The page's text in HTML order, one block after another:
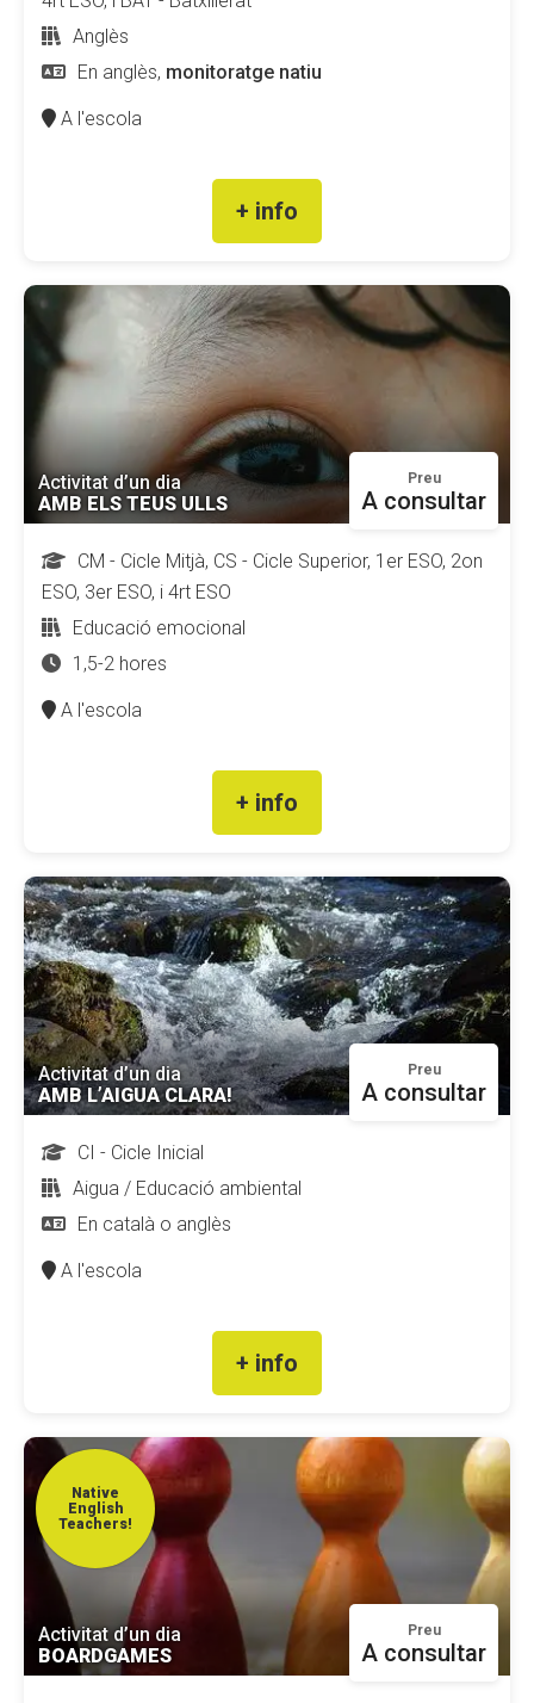
Anglès
En anglès, monitoratge natiu
A l'escola
+ info
Activitat d’un dia
AMB ELS TEUS ULLS
Preu
A consultar
CM - Cicle Mitjà, CS - Cicle Superior, 1er ESO, 2on
ESO, 3er ESO, i 4rt ESO
Educació emocional
1,5-2 hores
A l'escola
+ info
Activitat d’un dia
AMB L’AIGUA CLARA!
Preu
A consultar
CI - Cicle Inicial
Aigua / Educació ambiental
En català o anglès
A l'escola
+ info
Native
English
Teachers!
Activitat d’un dia
BOARDGAMES
Preu
A consultar